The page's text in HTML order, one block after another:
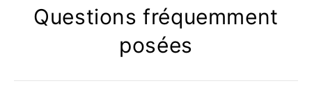
Questions fréquemment
posées